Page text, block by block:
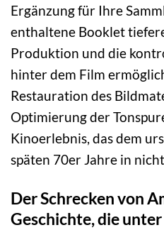
Ergänzung für Ihre
enthaltene Booklet
Produktion und die
hinter dem Film
Restauration des
Optimierung der
Kinoerlebnis, das dem
späten 70er Jahre in
Der Schrecken von
Geschichte, die